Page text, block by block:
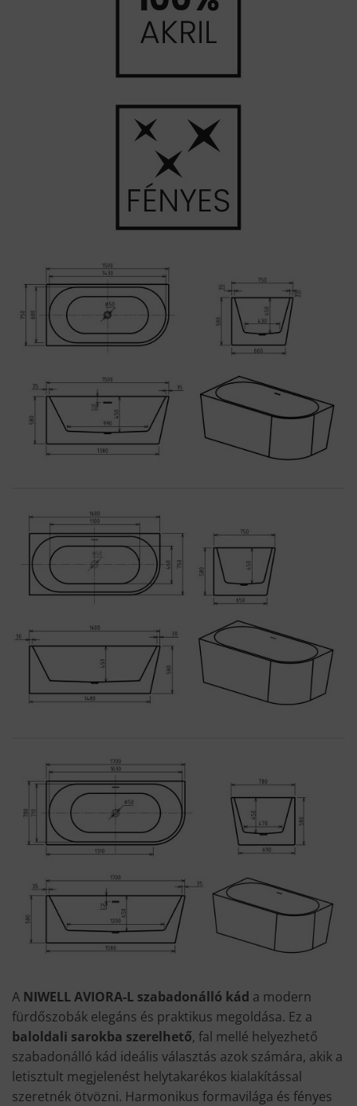
A NIWELL AVIORA-L szabadonálló kád a modern
fürdőszobák elegáns és praktikus megoldása. Ez a
baloldali sarokba szerelhető, fal mellé helyezhető
szabadonálló kád ideális választás azok számára, akik a
letisztult megjelenést helytakarékos kialakítással
szeretnék ötvözni. Harmonikus formavilága és fényes